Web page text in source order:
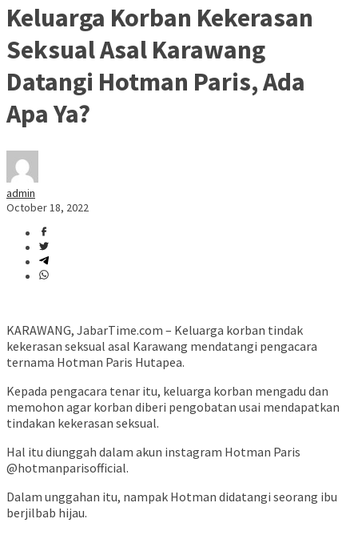
Keluarga Korban Kekerasan
Seksual Asal Karawang
Datangi Hotman Paris, Ada
Apa Ya?
admin
October 18, 2022
KARAWANG, JabarTime.com – Keluarga korban tindak
kekerasan seksual asal Karawang mendatangi pengacara
ternama Hotman Paris Hutapea.
Kepada pengacara tenar itu, keluarga korban mengadu dan
memohon agar korban diberi pengobatan usai mendapatkan
tindakan kekerasan seksual.
Hal itu diunggah dalam akun instagram Hotman Paris
@hotmanparisofficial.
Dalam unggahan itu, nampak Hotman didatangi seorang ibu
berjilbab hijau.